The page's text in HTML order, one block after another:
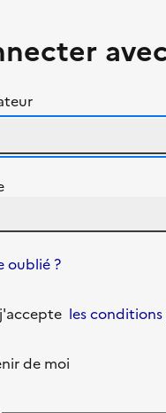
oublié ?
les
de moi